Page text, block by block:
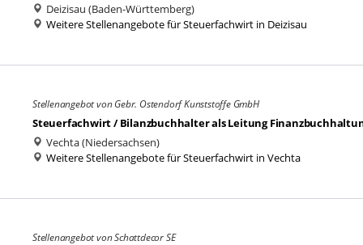
Deizisau (Baden-Württemberg)
Weitere Stellenangebote für Steuerfachwirt in Deizisau
Stellenangebot von Gebr. Ostendorf Kunststoffe GmbH
Steuerfachwirt / Bilanzbuchhalter als Leitung
Vechta (Niedersachsen)
Weitere Stellenangebote für Steuerfachwirt in Vechta
Stellenangebot von Schattdecor SE